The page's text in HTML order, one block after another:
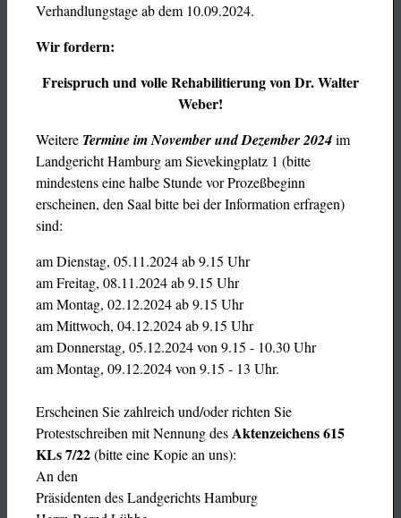
Verhandlungstage ab dem 10.09.2024.
Wir fordern:
Freispruch und volle Rehabilitierung von Dr. Walter
Weber!
Weitere Termine im November und Dezember 2024im
Landgericht Hamburg am Sievekingplatz 1 (bitte
mindestens eine halbe Stunde vor Prozeßbeginn
erscheinen, den Saal bitte bei der Information erfragen)
sind:
am Dienstag, 05.11.2024 ab 9.15 Uhr
am Freitag, 08.11.2024 ab 9.15 Uhr
am Montag, 02.12.2024 ab 9.15 Uhr
am Mittwoch, 04.12.2024 ab 9.15 Uhr
am Donnerstag, 05.12.2024 von 9.15 - 10.30 Uhr
am Montag, 09.12.2024 von 9.15 - 13 Uhr.
Erscheinen Sie zahlreich und/oder richten Sie
Protestschreiben mit Nennung desAktenzeichens 615
KLs 7/22(bitte eine Kopie an uns):
An den
Präsidenten des Landgerichts Hamburg